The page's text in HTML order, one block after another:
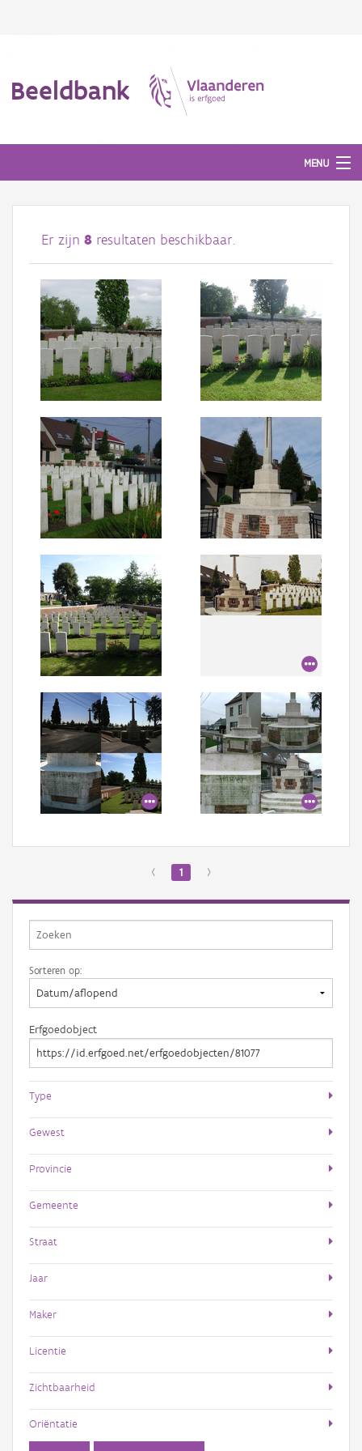
Beeldbank
MENU
Afbeeldingen
#BeeldIndeKijker
Hergebruik
Over ons
Aanmelden
Er zijn 8 resultaten beschikbaar.
‹ 1 ›
Sorteren op:
Erfgoedobject
Type
Gewest
Provincie
Gemeente
Straat
Jaar
Maker
Licentie
Zichtbaarheid
Oriëntatie